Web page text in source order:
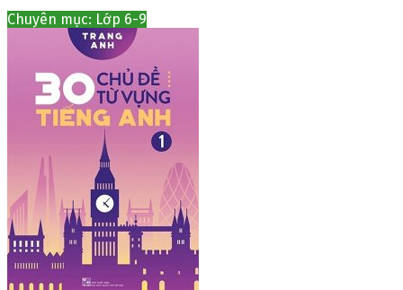
Chuyên mục: Lớp 6-9